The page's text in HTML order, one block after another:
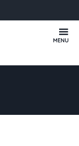
MENU